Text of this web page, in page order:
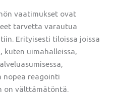
vaatimukset ovat
tarvetta varautua
Erityisesti tiloissa joissa
kuten uimahalleissa,
nopea reagointi
on välttämätöntä.